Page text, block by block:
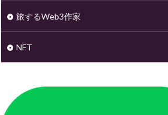
旅するWeb3作家
NFT